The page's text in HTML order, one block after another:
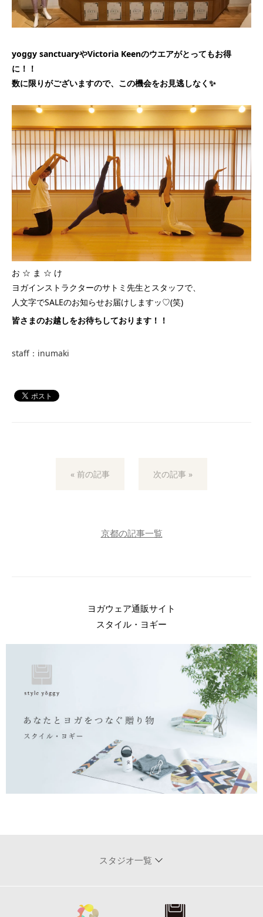
yoggy sanctuaryやVictoria Keenのウエアがとってもお得
に！！
数に限りがございますので、この機会をお見逃しなく✨
お ☆ ま ☆ け
ヨガインストラクターのサトミ先生とスタッフで、
人文字でSALEのお知らせお届けしますッ♡(笑)
皆さまのお越しをお待ちしております！！
staff：inumaki
« 前の記事 次の記事 »
京都の記事一覧
ヨガウェア通販サイト
スタイル・ヨギー
スタジオ一覧